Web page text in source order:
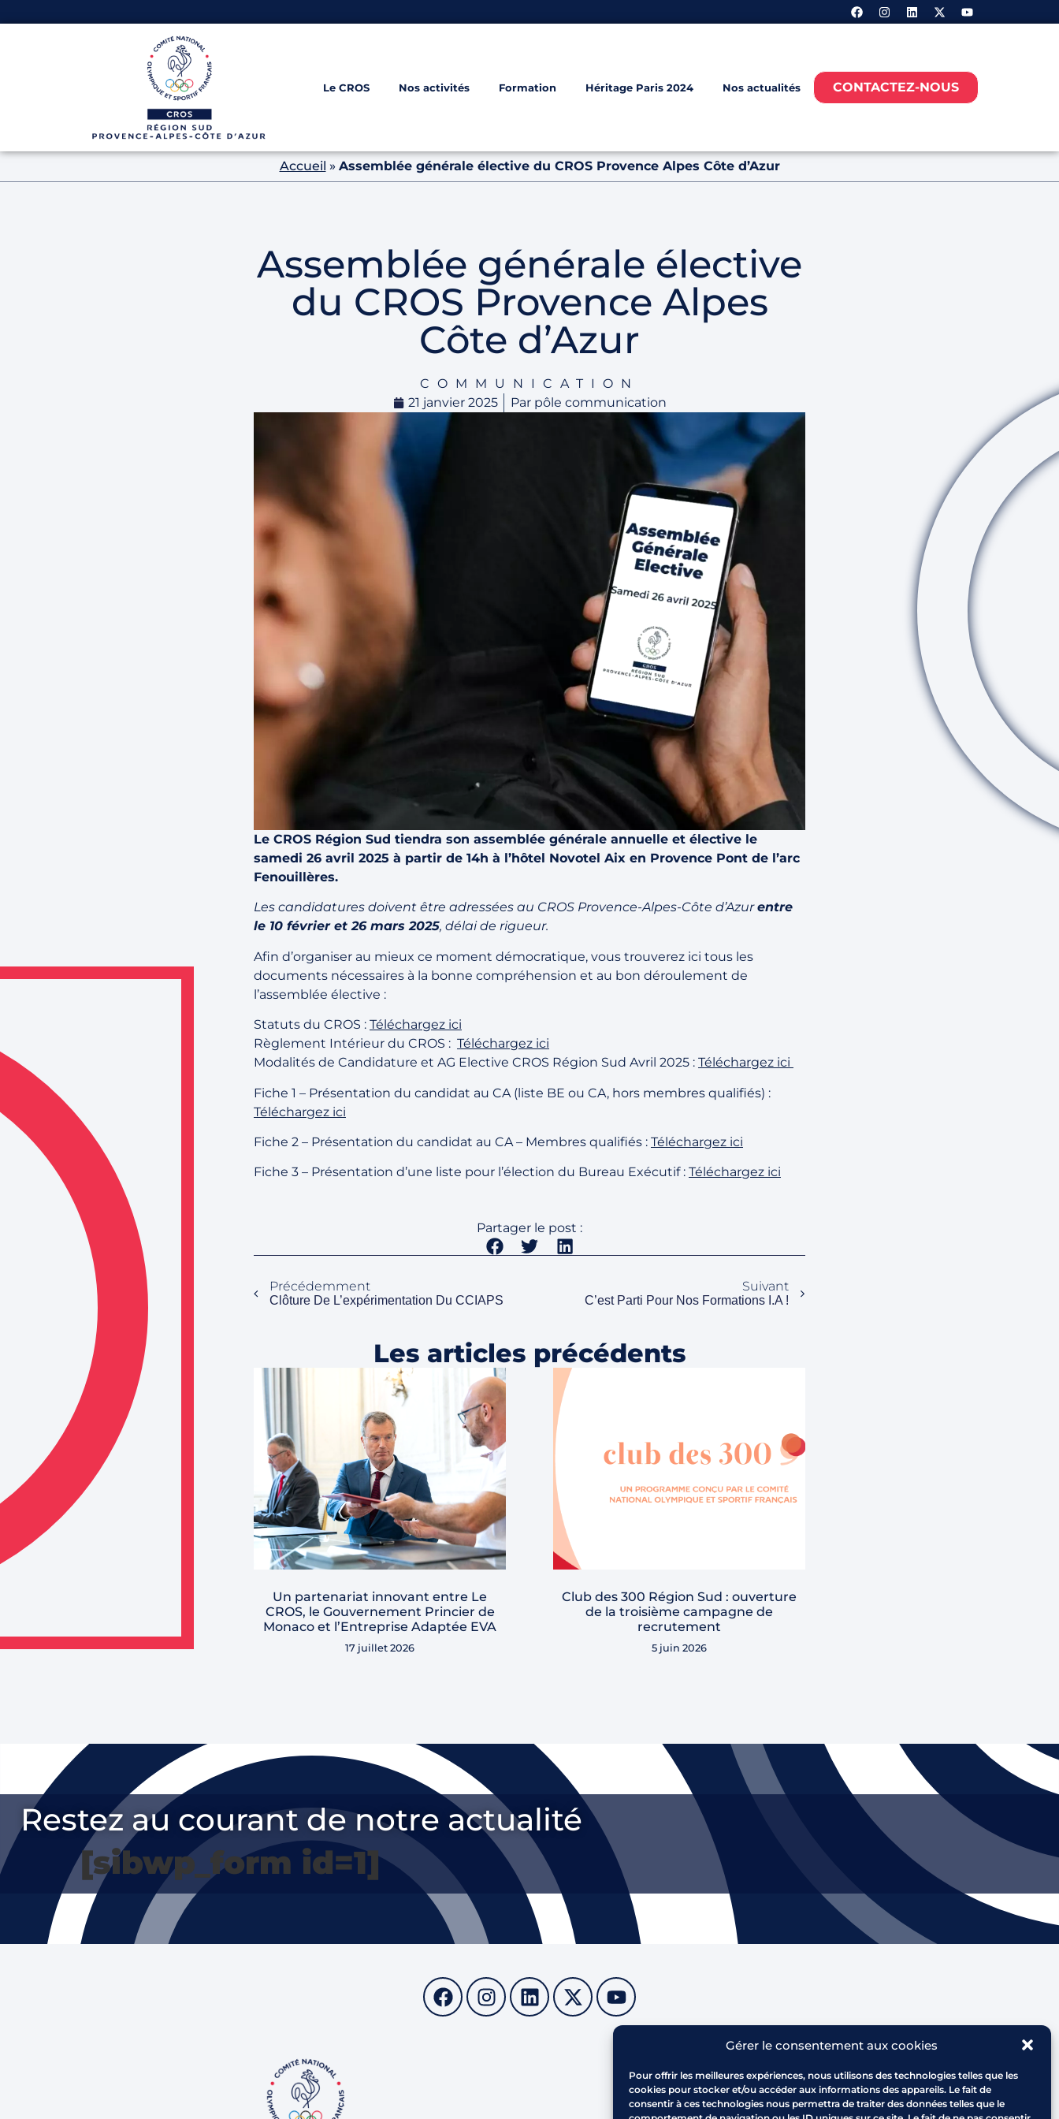
Gérer le consentement aux cookies
Pour offrir les meilleures expériences, nous utilisons des technologies telles que les
cookies pour stocker et/ou accéder aux informations des appareils. Le fait de
consentir à ces technologies nous permettra de traiter des données telles que le
Le CROS Nos activités Formation Héritage Paris 2024 Nos actualités CONTACTEZ-NOUS
Accueil » Assemblée générale élective du CROS Provence Alpes Côte d’Azur
Assemblée générale élective
du CROS Provence Alpes
Côte d’Azur
COMMUNICATION
21 janvier 2025
Parpôle communication
Le CROS Région Sud tiendra son assemblée générale annuelle et élective le
samedi 26 avril 2025 à partir de 14h à l’hôtel Novotel Aix en Provence Pont de l’arc
Fenouillères.
Les candidatures doivent être adressées au CROS Provence-Alpes-Côte d’Azurentre
le 10 février et 26 mars 2025, délai de rigueur.
Afin d’organiser au mieux ce moment démocratique, vous trouverez ici tous les
documents nécessaires à la bonne compréhension et au bon déroulement de
l’assemblée élective :
Statuts du CROS : Téléchargez ici
Règlement Intérieur du CROS : Téléchargez ici
Modalités de Candidature et AG Elective CROS Région Sud Avril 2025 : Téléchargez ici
Fiche 1 – Présentation du candidat au CA (liste BE ou CA, hors membres qualifiés) :
Téléchargez ici
Fiche 2 – Présentation du candidat au CA – Membres qualifiés : Téléchargez ici
Fiche 3 – Présentation d’une liste pour l’élection du Bureau Exécutif : Téléchargez ici
Partager le post :
Précédemment
Clôture De L’expérimentation Du CCIAPS
Suivant
C’est Parti Pour Nos Formations I.A !
Les articles précédents
Un partenariat innovant entre Le
CROS, le Gouvernement Princier de
Monaco et l’Entreprise Adaptée EVA
17 juillet 2026
Club des 300 Région Sud : ouverture
de la troisième campagne de
recrutement
5 juin 2026
Restez au courant de notre actualité
[sibwp_form id=1]
Parc de l'Arbois - RD 543
13 480 CABRIES
Comment venir au CROS
Horaires : du lundi au vendredi